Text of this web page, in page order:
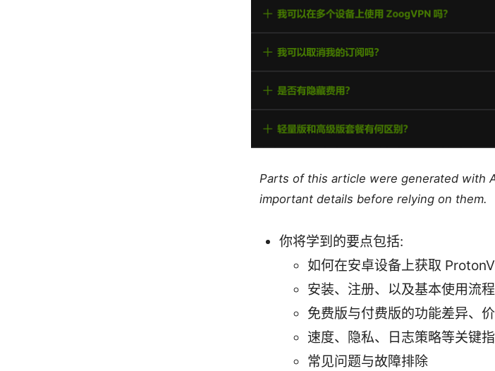
Parts of this article were generated with
important details before relying on them.
你将学到的要点包括:
如何在安卓设备上获取
安装、注册、以及基本使用流程
免费版与付费版的功能差异、
速度、隐私、日志策略等关键
常见问题与故障排除